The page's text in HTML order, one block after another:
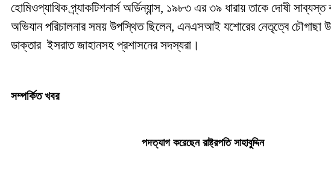
হোমিওপ্যাথিক প্র্যাকটিশনার্স অর্ডিন্যান্স, ১৯৮৩ এর ৩৯ ধারায় তাকে দোষী
অভিযান পরিচালনার সময় উপস্থিত ছিলেন, এনএসআই যশোরের নেতৃত্বে চৌগাছা
ডাক্তার ইসরাত জাহানসহ প্রশাসনের সদস্যরা।
সম্পর্কিত খবর
পদত্যাগ করেছেন রাষ্ট্রপতি সাহাবুদ্দিন